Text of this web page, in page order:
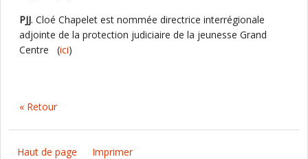
PJJ. Cloé Chapelet est nommée directrice interrégionale
adjointe de la protection judiciaire de la jeunesse Grand
Centre (ici)
« Retour
Haut de page Imprimer